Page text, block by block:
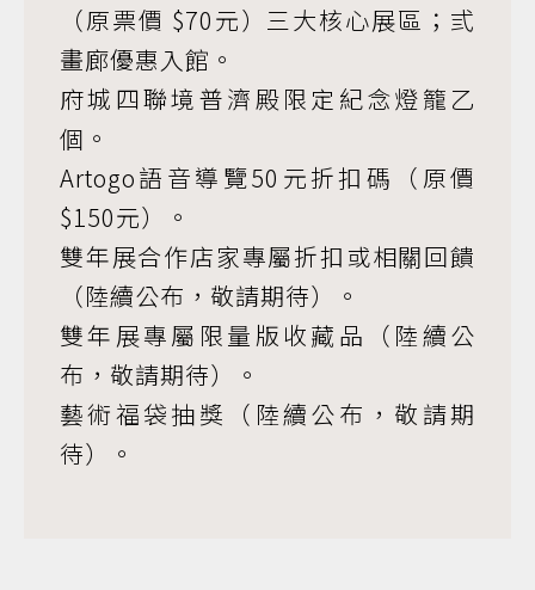
（原票價 $70元）三大核心展區；弎
畫廊優惠入館。
府城四聯境普濟殿限定紀念燈籠乙
個。
Artogo語音導覽50元折扣碼（原價
$150元）。
雙年展合作店家專屬折扣或相關回饋
（陸續公布，敬請期待）。
雙年展專屬限量版收藏品（陸續公
布，敬請期待）。
藝術福袋抽獎（陸續公布，敬請期
待）。